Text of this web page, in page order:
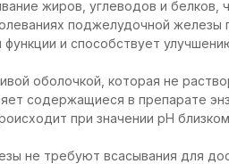
жиров, углеводов и белков,
поджелудочной железы
и способствует
оболочкой, которая не
содержащиеся в препарате
при значении pH
не требуют всасывания для